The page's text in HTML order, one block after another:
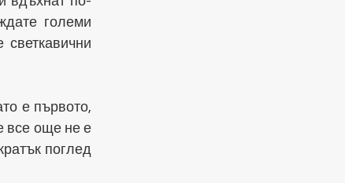
големи
е първото,
все още не е
поглед